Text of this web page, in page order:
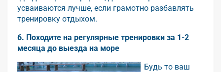
усваиваются лучше, если грамотно разбавлять
тренировку отдыхом.
6. Походите на регулярные тренировки за 1-2
месяца до выезда на море
Будь то ваш